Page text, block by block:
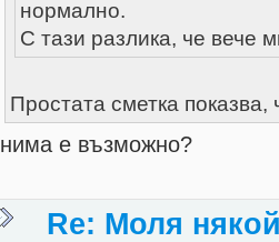
нормално.
С тази разлика, че вече
Простата сметка
нима е възможно?
Re: Моля